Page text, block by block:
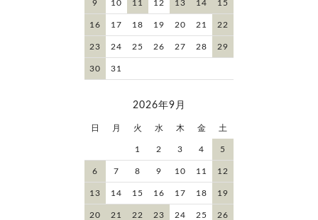
9 10 11 12 13 14 15
16 17 18 19 20 21 22
23 24 25 26 27 28 29
30 31
2026年9月
日 月 火 水 木 金 土
1 2 3 4 5
6 7 8 9 10 11 12
13 14 15 16 17 18 19
20 21 22 23 24 25 26